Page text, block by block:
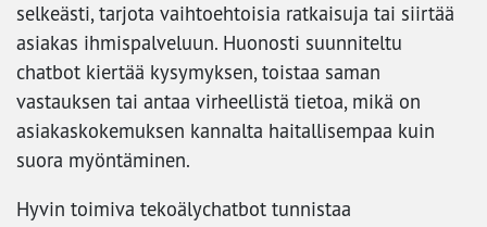
selkeästi, tarjota vaihtoehtoisia ratkaisuja tai siirtää
asiakas ihmispalveluun. Huonosti suunniteltu
chatbot kiertää kysymyksen, toistaa saman
vastauksen tai antaa virheellistä tietoa, mikä on
asiakaskokemuksen kannalta haitallisempaa kuin
suora myöntäminen.
Hyvin toimiva tekoälychatbot tunnistaa